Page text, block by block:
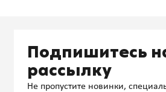
Подпишитесь
рассылку
Не пропустите новинки,